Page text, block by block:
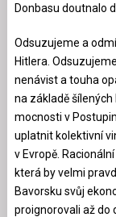
Donbasu doutnalo
Odsuzujeme a
Hitlera.
nenávist a touha
na základě
mocnosti v
uplatnit kolektivní
v Evropě.
která by velmi
Bavorsku svůj
proignorovali až do